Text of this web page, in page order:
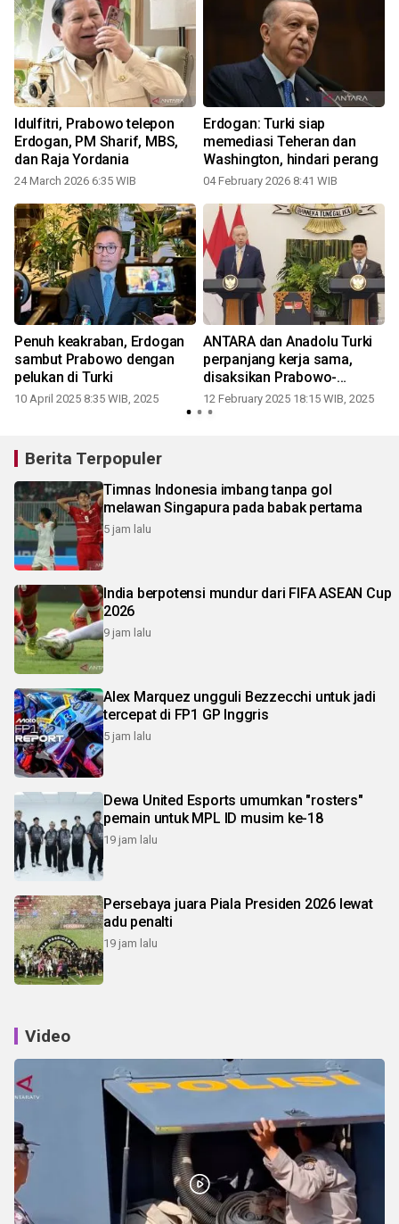
Idulfitri, Prabowo telepon
Erdogan, PM Sharif, MBS,
dan Raja Yordania
24 March 2026 6:35 WIB
Erdogan: Turki siap
memediasi Teheran dan
Washington, hindari perang
04 February 2026 8:41 WIB
Penuh keakraban, Erdogan
sambut Prabowo dengan
pelukan di Turki
10 April 2025 8:35 WIB, 2025
ANTARA dan Anadolu Turki
perpanjang kerja sama,
disaksikan Prabowo-
Erdogan
12 February 2025 18:15 WIB, 2025
Berita Terpopuler
Timnas Indonesia imbang tanpa gol
melawan Singapura pada babak pertama
5 jam lalu
India berpotensi mundur dari FIFA ASEAN Cup
2026
9 jam lalu
Alex Marquez ungguli Bezzecchi untuk jadi
tercepat di FP1 GP Inggris
5 jam lalu
Dewa United Esports umumkan "rosters"
pemain untuk MPL ID musim ke-18
19 jam lalu
Persebaya juara Piala Presiden 2026 lewat
adu penalti
19 jam lalu
Video